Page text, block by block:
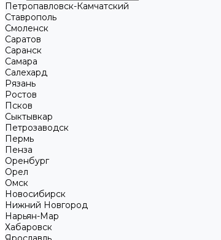
Петропавловск-Камчатский
Ставрополь
Смоленск
Саратов
Саранск
Самара
Салехард
Рязань
Ростов
Псков
Сыктывкар
Петрозаводск
Пермь
Пенза
Оренбург
Орел
Омск
Новосибирск
Нижний Новгород
Нарьян-Мар
Хабаровск